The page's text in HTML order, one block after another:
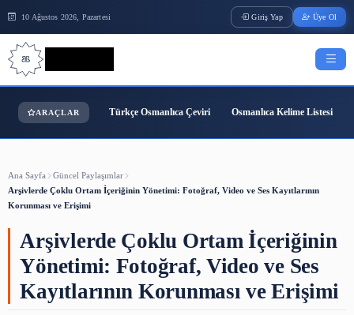
10 Ağustos 2026, Pazartesi Giriş Yap
Bilgi Bilimi
Ana Sayfa
Güncel Paylaşımlar
Korunması ve Erişimi
Arşivlerde Çoklu Ortam